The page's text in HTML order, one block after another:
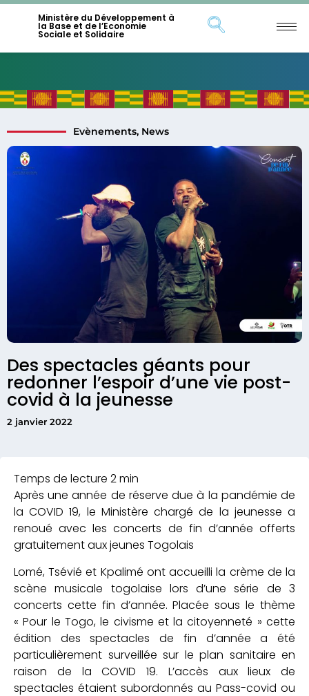
Ministère du Développement à
la Base et de l’Economie
Sociale et Solidaire
Des spectacles géants pour
redonner l’espoir d’une vie post-
covid à la jeunesse
2 janvier 2022
Evènements, News
Après une année de réserve due à la pandémie de
la COVID 19, le Ministère chargé de la jeunesse a
renoué avec les concerts de fin d’année offerts
gratuitement aux jeunes Togolais
Lomé, Tsévié et Kpalimé ont accueilli la crème de la
scène musicale togolaise lors d’une série de 3
concerts cette fin d’année. Placée sous le thème
« Pour le Togo, le civisme et la citoyenneté » cette
édition des spectacles de fin d’année a été
particulièrement surveillée sur le plan sanitaire en
raison de la COVID 19. L’accès aux lieux de
spectacles étaient subordonnés au Pass-covid ou